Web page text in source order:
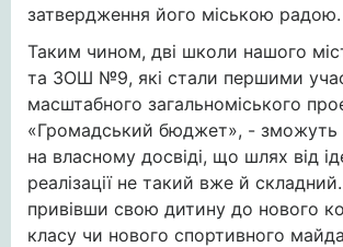
затвердження його міською радою.
Таким чином, дві школи нашого
та ЗОШ №9, які стали першими
масштабного загальноміського
«Громадський бюджет», - зможуть
на власному досвіді, що шлях від
реалізації не такий вже й складний.
привівши свою дитину до нового
класу чи нового спортивного